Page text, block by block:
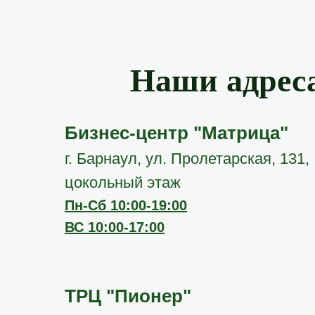
Наши
Бизнес-центр "Матрица"
г. Барнаул, ул. Пролетарская, 131,
цокольный этаж
Пн-Сб 10:00-19:00
ВС 10:00-17:00
ТРЦ "Пионер"